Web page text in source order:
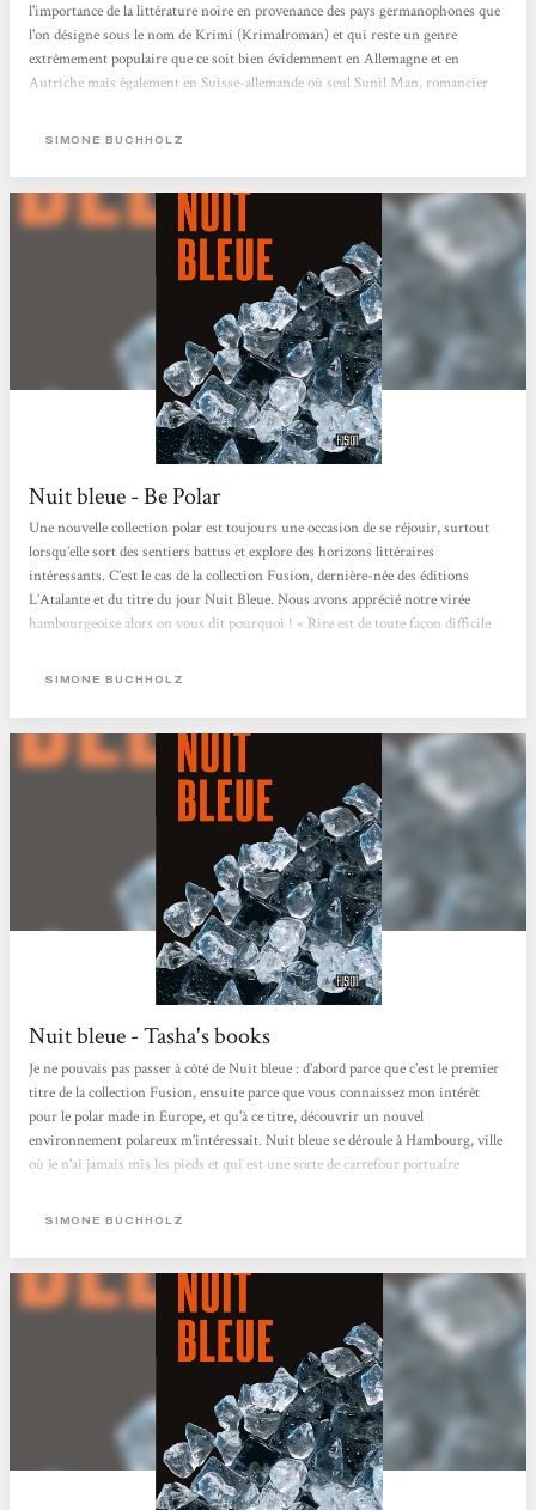
l'importance de la littérature noire en provenance des pays germanophones que
l'on désigne sous le nom de Krimi (Krimalroman) et qui reste un genre
extrêmement populaire que ce soit bien évidemment en Allemagne et en
Autriche mais également en Suisse-allemande où seul Sunil Man, romancier
Kumar qui se débat entre ses origines indiennes et sa nationalité helvétique. En
SIMONE BUCHHOLZ
Nuit bleue - Be Polar
Une nouvelle collection polar est toujours une occasion de se réjouir, surtout
lorsqu’elle sort des sentiers battus et explore des horizons littéraires
intéressants. C’est le cas de la collection Fusion, dernière-née des éditions
L’Atalante et du titre du jour Nuit Bleue. Nous avons apprécié notre virée
hambourgeoise alors on vous dit pourquoi ! « Rire est de toute façon difficile
la ville de Hambourg, personnage à part entière de ce polar gris et parfois
SIMONE BUCHHOLZ
Nuit bleue - Tasha's books
Je ne pouvais pas passer à côté de Nuit bleue : d'abord parce que c'est le premier
titre de la collection Fusion, ensuite parce que vous connaissez mon intérêt
pour le polar made in Europe, et qu'à ce titre, découvrir un nouvel
environnement polareux m'intéressait. Nuit bleue se déroule à Hambourg, ville
où je n'ai jamais mis les pieds et qui est une sorte de carrefour portuaire
excelle dans les scènes portuaires, très loin des ambiances à la Simenon : là tout
SIMONE BUCHHOLZ